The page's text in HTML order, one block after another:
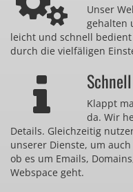
Unser
gehalten
leicht und schnell
durch die vielfäligen
Klappt
da. Wir
Details. Gleichzeitig
unserer Dienste, um
ob es um Emails,
Webspace geht.